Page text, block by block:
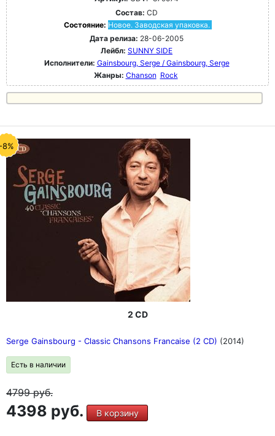
Состав: CD
Состояние: Новое. Заводская упаковка.
Дата релиза: 28-06-2005
Лейбл: SUNNY SIDE
Исполнители: Gainsbourg, Serge / Gainsbourg, Serge
Жанры: Chanson Rock
8%
2 CD
Serge Gainsbourg - Classic Chansons Francaise (2 CD) (2014)
Есть в наличии
4799руб.
4398 руб. В корзину